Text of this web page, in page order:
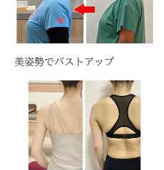
美姿勢でバストアップ